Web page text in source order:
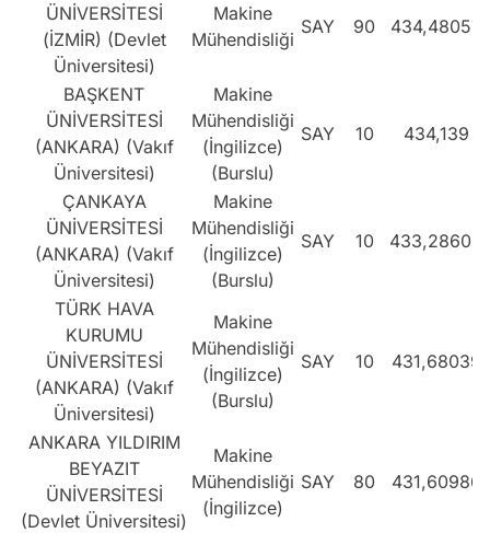
ÜNİVERSİTESİ
(İZMİR) (Devlet
Üniversitesi)
Makine
Mühendisliği
SAY 90 434,48057
BAŞKENT
ÜNİVERSİTESİ
(ANKARA) (Vakıf
Üniversitesi)
Makine
Mühendisliği
(İngilizce)
(Burslu)
SAY 10 434,139
ÇANKAYA
ÜNİVERSİTESİ
(ANKARA) (Vakıf
Üniversitesi)
Makine
Mühendisliği
(İngilizce)
(Burslu)
SAY 10 433,28603
TÜRK HAVA
KURUMU
ÜNİVERSİTESİ
(ANKARA) (Vakıf
Üniversitesi)
Makine
Mühendisliği
(İngilizce)
(Burslu)
SAY 10 431,68039
ANKARA YILDIRIM
BEYAZIT
ÜNİVERSİTESİ
(Devlet Üniversitesi)
Makine
Mühendisliği
(İngilizce)
SAY 80 431,60986